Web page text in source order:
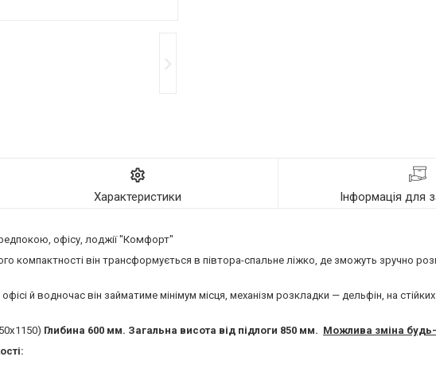
Характеристики Інформація для
офісу, лоджії"Комфорт"
компактності він трансформується в півтора-спальне ліжко, де зможуть зручно
й водночас він займатиме мінімум місця, механізм розкладки — дельфін, на
Глибина 600 мм. Загальна висота від підлоги 850 мм. Можлива зміна будь-